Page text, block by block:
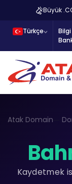
Büyük
Türkçe
Bilgi
Atak Domain
Kaydetmek